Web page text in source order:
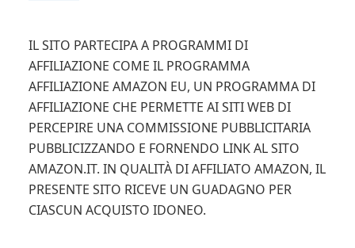
IL SITO PARTECIPA A PROGRAMMI DI
AFFILIAZIONE COME IL PROGRAMMA
AFFILIAZIONE AMAZON EU, UN PROGRAMMA DI
AFFILIAZIONE CHE PERMETTE AI SITI WEB DI
PERCEPIRE UNA COMMISSIONE PUBBLICITARIA
PUBBLICIZZANDO E FORNENDO LINK AL SITO
AMAZON.IT. IN QUALITÀ DI AFFILIATO AMAZON, IL
PRESENTE SITO RICEVE UN GUADAGNO PER
CIASCUN ACQUISTO IDONEO.